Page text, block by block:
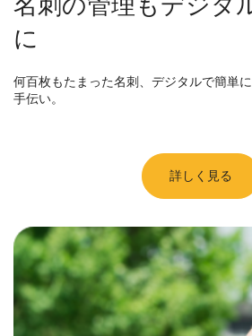
に
何百枚もたまった名刺、デジタルで簡単
手伝い。
詳しく見る